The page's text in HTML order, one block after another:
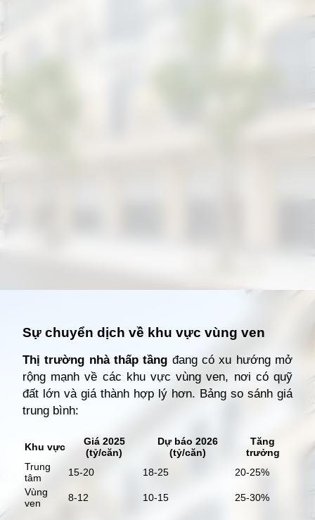
Sự chuyển dịch về khu vực vùng ven
Thị trường nhà thấp tầng đang có xu hướng mở
rộng mạnh về các khu vực vùng ven, nơi có quỹ
đất lớn và giá thành hợp lý hơn. Bảng so sánh giá
trung bình:
Khu vực
Giá 2025
(tỷ/căn)
Dự báo 2026
(tỷ/căn)
Tăng
trưởng
Trung
tâm
15-20 18-25
20-25%
Vùng
ven
8-12 10-15 25-30%